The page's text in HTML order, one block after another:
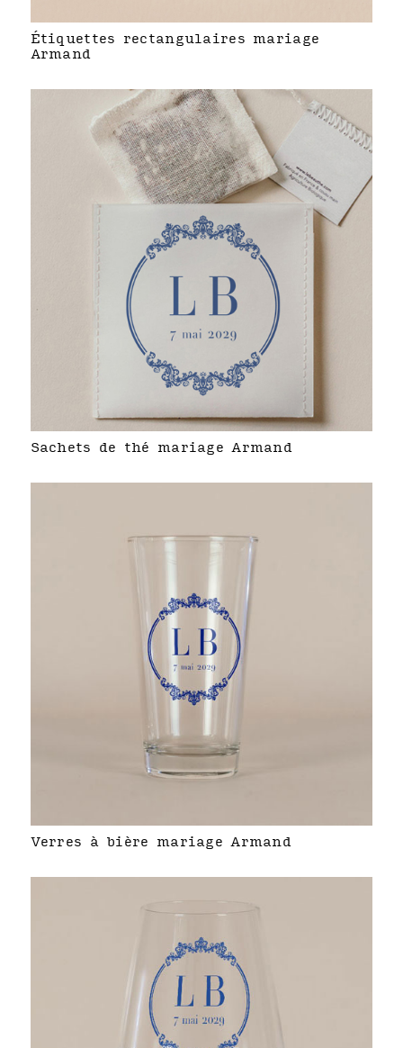
Étiquettes rectangulaires mariage
Armand
Sachets de thé mariage Armand
Verres à bière mariage Armand